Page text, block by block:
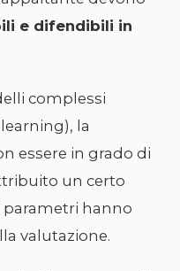
e difendibili in
complessi
la
essere in grado di
un certo
hanno
valutazione.